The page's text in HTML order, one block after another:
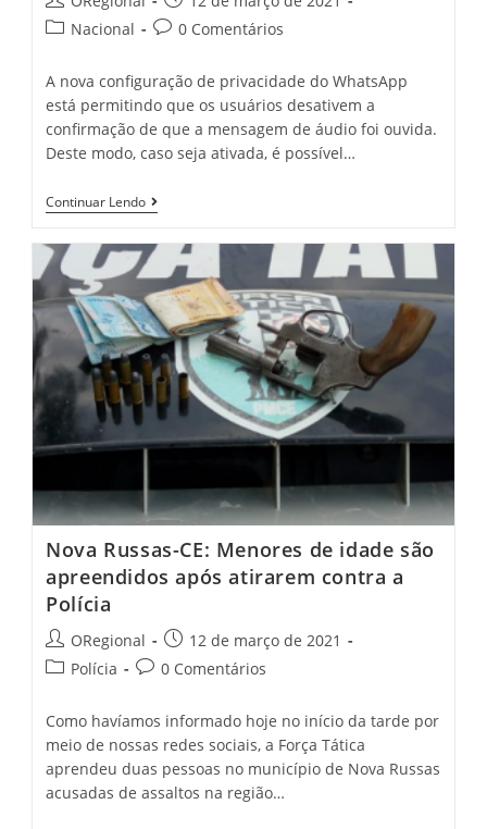
author:
published:
PostNacional
Post0 Comentários
A nova configuração de privacidade do WhatsApp
está permitindo que os usuários desativem a
confirmação de que a mensagem de áudio foi ouvida.
Deste modo, caso seja ativada, é possível…
Continuar LendoAtualização
Do
Permite
Desativar
Aviso
De
Que
Áudio
Foi
Ouvido
Nova Russas-CE: Menores de idade são
apreendidos após atirarem contra a
Polícia
Post
author:
ORegional
Post
published:
12 de março de 2021
PostPolícia
Post0 Comentários
Como havíamos informado hoje no início da tarde por
meio de nossas redes sociais, a Força Tática
aprendeu duas pessoas no município de Nova Russas
acusadas de assaltos na região…